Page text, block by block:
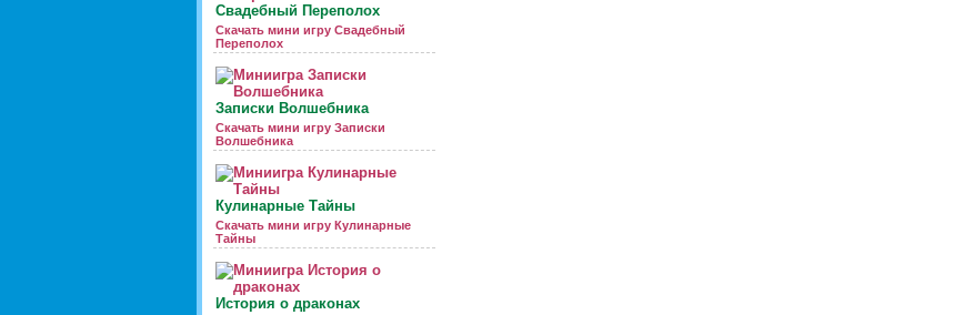
Свадебный Переполох
Скачать мини игру Свадебный
Переполох
Записки Волшебника
Скачать мини игру Записки
Волшебника
Кулинарные Тайны
Скачать мини игру Кулинарные
Тайны
История о драконах